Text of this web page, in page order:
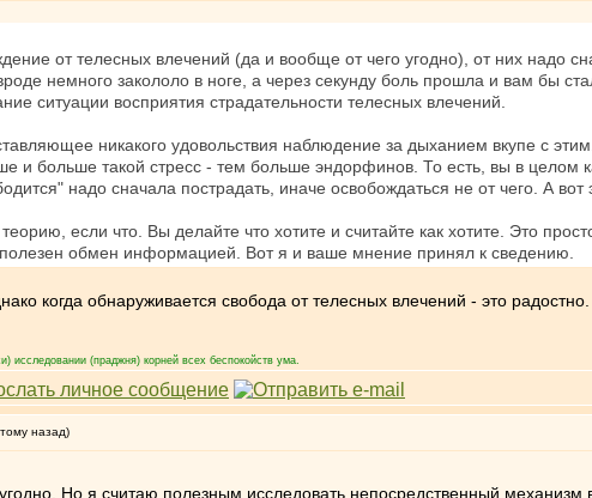
от телесных влечений (да и вообще от чего угодно), от них надо
немного закололо в ноге, а через секунду боль прошла и вам бы
ситуации восприятия страдательности телесных влечений.
никакого удовольствия наблюдение за дыханием вкупе с
и больше такой стресс - тем больше эндорфинов. То есть, вы в целом
надо сначала пострадать, иначе освобождаться не от чего. А вот
если что. Вы делайте что хотите и считайте как хотите. Это
обмен информацией. Вот я и ваше мнение принял к сведению.
когда обнаруживается свобода от телесных влечений - это
исследовании (праджня) корней всех беспокойств ума.
назад)
Но я считаю полезным исследовать непосредственный